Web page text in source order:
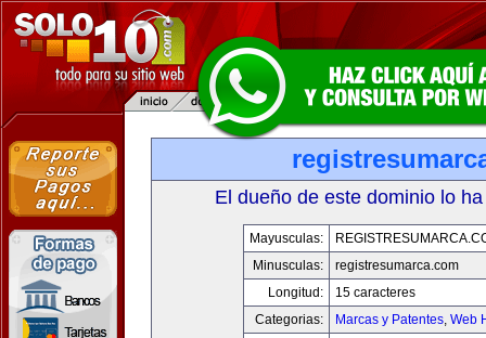
El dueño de este dominio lo
Mayusculas:
Minusculas:
registresumarca.com
Longitud:
15 caracteres
Categorias:
Marcas y Patentes, Web